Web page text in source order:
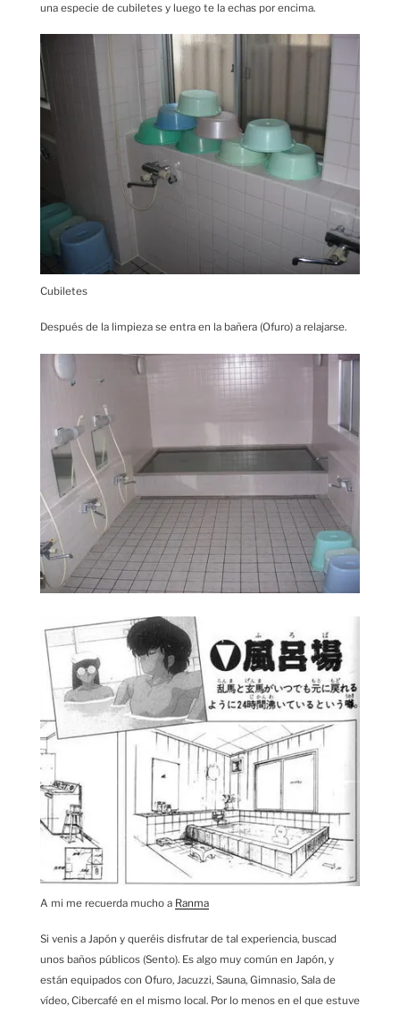
una especie de cubiletes y luego te la echas por encima.
Cubiletes
Después de la limpieza se entra en la bañera (Ofuro) a relajarse.
A mi me recuerda mucho a Ranma
Si venis a Japón y queréis disfrutar de tal experiencia, buscad
unos baños públicos (Sento). Es algo muy común en Japón, y
están equipados con Ofuro, Jacuzzi, Sauna, Gimnasio, Sala de
vídeo, Cibercafé en el mismo local. Por lo menos en el que estuve